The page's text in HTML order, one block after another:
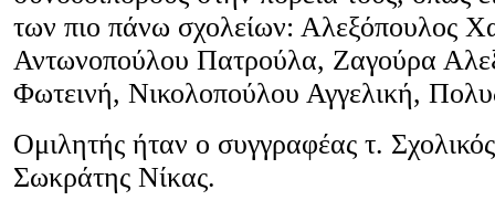
των πιο πάνω σχολείων: Αλεξόπουλος
Αντωνοπούλου Πατρούλα, Ζαγούρα
Φωτεινή, Νικολοπούλου Αγγελική,
Ομιλητής ήταν ο συγγραφέας τ.
Σωκράτης Νίκας.